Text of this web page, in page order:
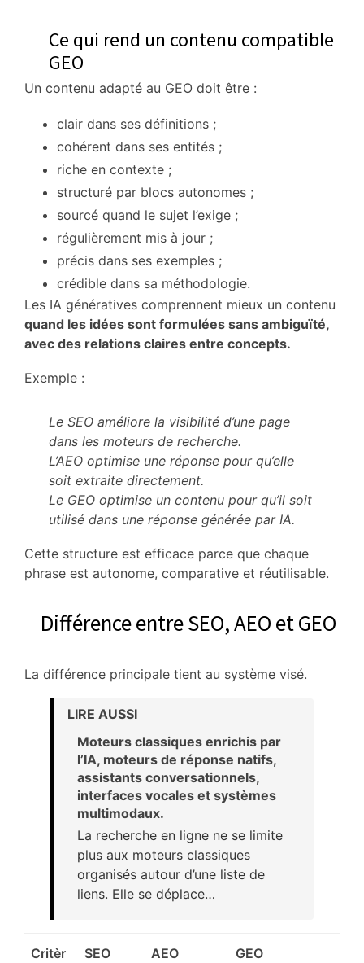
Ce qui rend un contenu compatible
GEO
Un contenu adapté au GEO doit être :
clair dans ses définitions ;
cohérent dans ses entités ;
riche en contexte ;
structuré par blocs autonomes ;
sourcé quand le sujet l’exige ;
régulièrement mis à jour ;
précis dans ses exemples ;
crédible dans sa méthodologie.
Les IA génératives comprennent mieux un contenu
quand les idées sont formulées sans ambiguïté,
avec des relations claires entre concepts.
Exemple :
Le SEO améliore la visibilité d’une page
dans les moteurs de recherche.
L’AEO optimise une réponse pour qu’elle
soit extraite directement.
Le GEO optimise un contenu pour qu’il soit
utilisé dans une réponse générée par IA.
Cette structure est efficace parce que chaque
phrase est autonome, comparative et réutilisable.
Différence entre SEO, AEO et GEO
La différence principale tient au système visé.
LIRE AUSSI
Moteurs classiques enrichis par
l’IA, moteurs de réponse natifs,
assistants conversationnels,
interfaces vocales et systèmes
multimodaux.
La recherche en ligne ne se limite
plus aux moteurs classiques
organisés autour d’une liste de
liens. Elle se déplace…
Critèr
SEO AEO GEO